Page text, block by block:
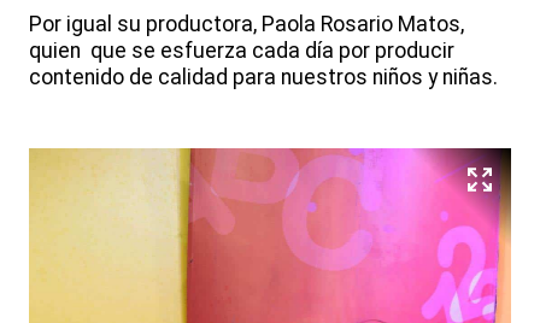
Por igual su productora, Paola Rosario Matos,
quien que se esfuerza cada día por producir
contenido de calidad para nuestros niños y niñas.